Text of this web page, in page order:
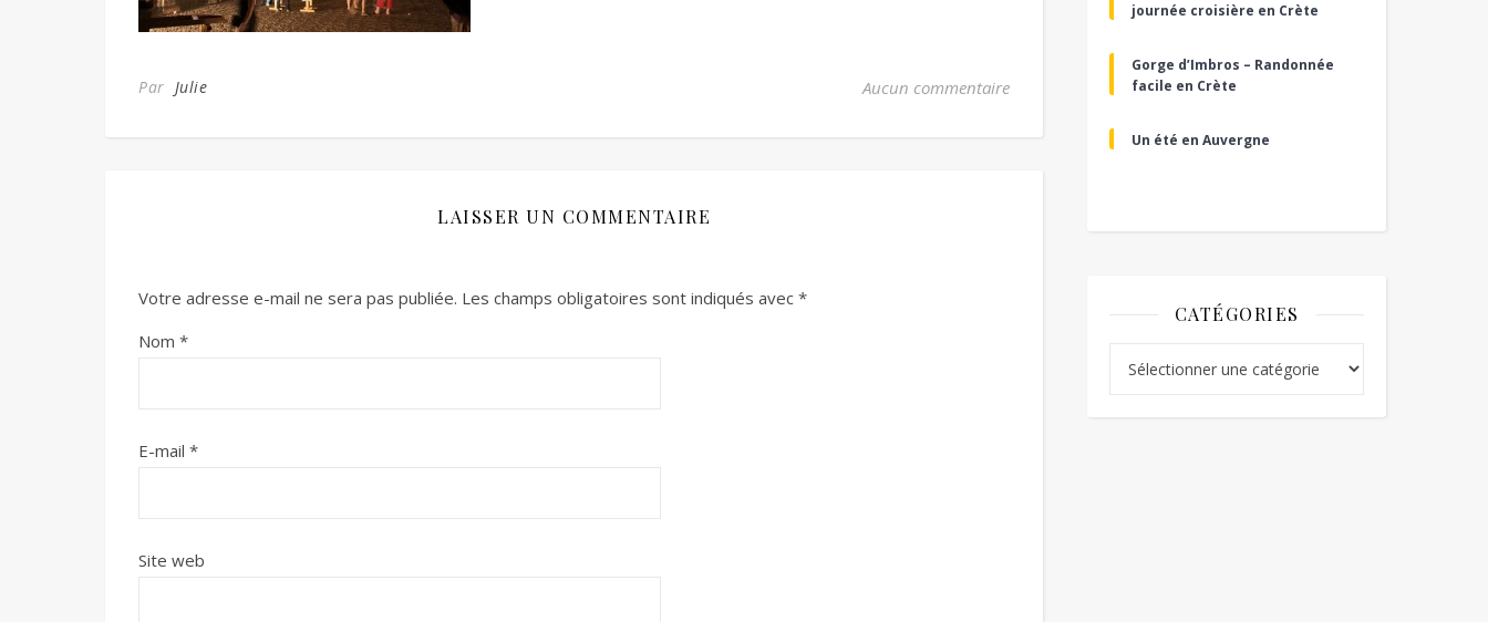
Par Julie Aucun commentaire
LAISSER UN COMMENTAIRE
Votre adresse e-mail ne sera pas publiée. Les champs obligatoires sont indiqués avec *
Nom *
E-mail *
Site web
journée croisière en Crète
Gorge d’Imbros – Randonnée
facile en Crète
Un été en Auvergne
CATÉGORIES